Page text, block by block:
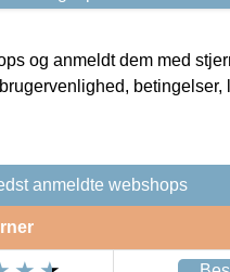
og anmeldt dem med
betingelser,
anmeldte webshops